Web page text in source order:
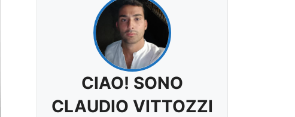
CIAO! SONO
CLAUDIO VITTOZZI